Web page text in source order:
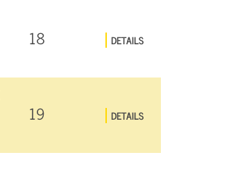
18 DETAILS
19 DETAILS